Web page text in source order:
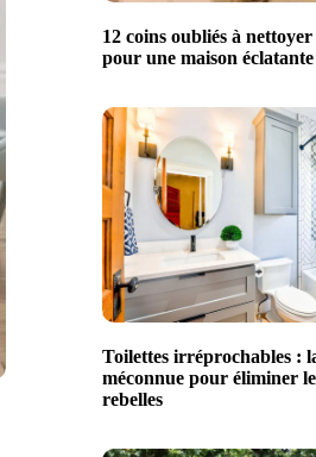
12 coins oubliés à nettoyer
pour une maison éclatante
Toilettes irréprochables :
méconnue pour éliminer
rebelles